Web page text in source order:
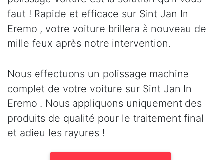
faut ! Rapide et efficace sur Sint Jan In
Eremo , votre voiture brillera à nouveau de
mille feux après notre intervention.
Nous effectuons un polissage machine
complet de votre voiture sur Sint Jan In
Eremo . Nous appliquons uniquement des
produits de qualité pour le traitement final
et adieu les rayures !